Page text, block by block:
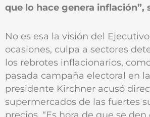
que lo hace genera inflación”,
No es esa la visión del
ocasiones, culpa a sectores
los rebrotes inflacionarios,
pasada campaña electoral en
presidente Kirchner acusó
supermercados de las fuertes
precios. “Es hora de que se